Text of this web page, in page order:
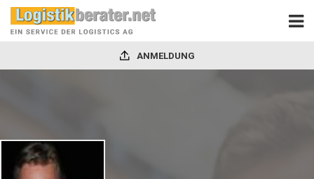
ANMELDUNG